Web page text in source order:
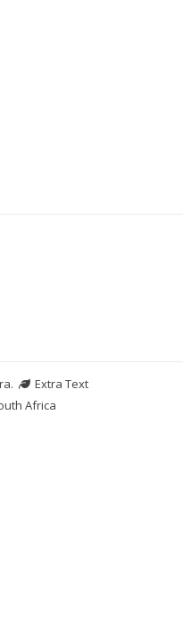
.
Extra Text
Africa